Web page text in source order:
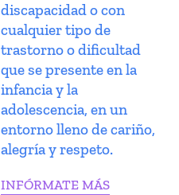
discapacidad o con
cualquier tipo de
trastorno o dificultad
que se presente en la
infancia y la
adolescencia, en un
entorno lleno de cariño,
alegría y respeto.
INFÓRMATE MÁS